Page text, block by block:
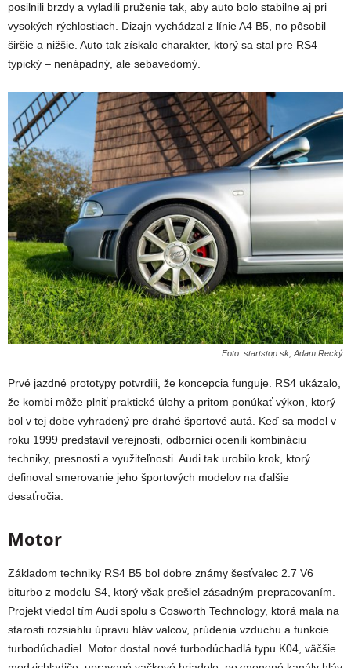
posilnili brzdy a vyladili pruženie tak, aby auto bolo stabilne aj pri
vysokých rýchlostiach. Dizajn vychádzal z línie A4 B5, no pôsobil
širšie a nižšie. Auto tak získalo charakter, ktorý sa stal pre RS4
typický – nenápadný, ale sebavedomý.
Foto: startstop.sk, Adam Recký
Prvé jazdné prototypy potvrdili, že koncepcia funguje. RS4 ukázalo,
že kombi môže plniť praktické úlohy a pritom ponúkať výkon, ktorý
bol v tej dobe vyhradený pre drahé športové autá. Keď sa model v
roku 1999 predstavil verejnosti, odborníci ocenili kombináciu
techniky, presnosti a využiteľnosti. Audi tak urobilo krok, ktorý
definoval smerovanie jeho športových modelov na ďalšie
desaťročia.
Motor
Základom techniky RS4 B5 bol dobre známy šesťvalec 2.7 V6
biturbo z modelu S4, ktorý však prešiel zásadným prepracovaním.
Projekt viedol tím Audi spolu s Cosworth Technology, ktorá mala na
starosti rozsiahlu úpravu hláv valcov, prúdenia vzduchu a funkcie
turbodúchadiel. Motor dostal nové turbodúchadlá typu K04, väčšie